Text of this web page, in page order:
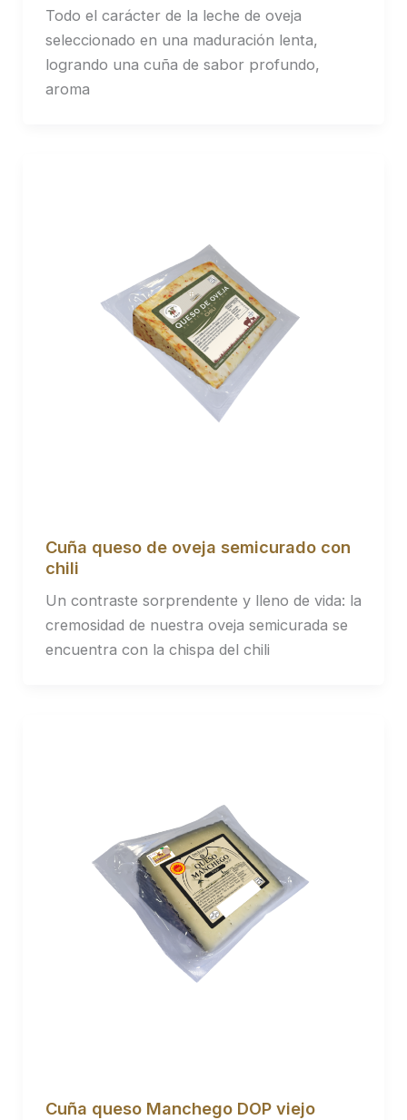
Todo el carácter de la leche de oveja
seleccionado en una maduración lenta,
logrando una cuña de sabor profundo,
aroma
Cuña queso de oveja semicurado con
chili
Un contraste sorprendente y lleno de vida: la
cremosidad de nuestra oveja semicurada se
encuentra con la chispa del chili
Cuña queso Manchego DOP viejo